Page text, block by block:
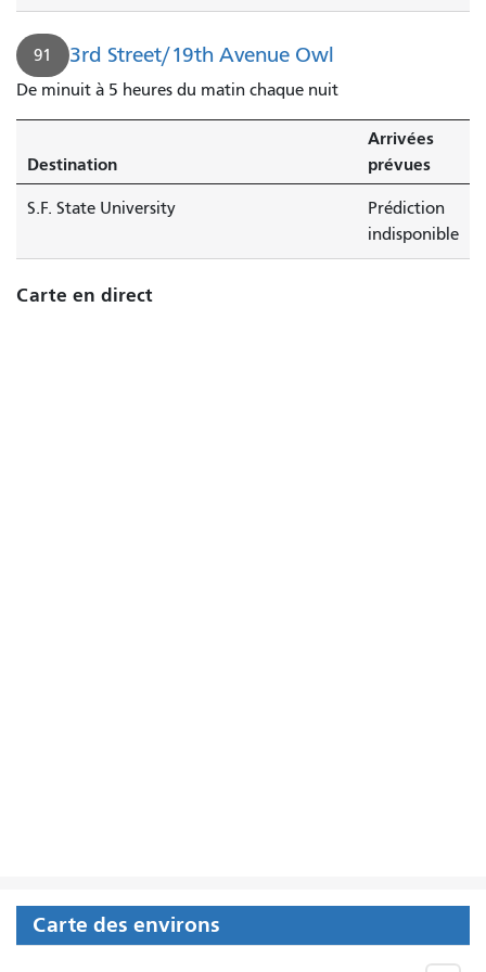
91 3rd Street/19th Avenue Owl
De minuit à 5 heures du matin chaque nuit
Destination
Arrivées
prévues
S.F. State University
Prédiction
indisponible
Carte en direct
Carte des environs